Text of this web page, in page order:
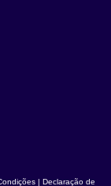
| Declaração de